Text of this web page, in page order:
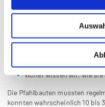
praktischen Tätigkeiten
Welche Krankheiten
Woher wissen wir, wie sie
Die Pfahlbauten mussten
konnten wahrscheinlich 10 bis